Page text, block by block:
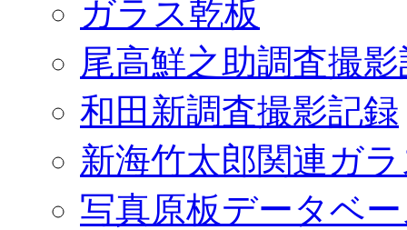
ガラス乾板
尾高鮮之助調査撮
和田新調査撮影記録
新海竹太郎関連ガ
写真原板データベ